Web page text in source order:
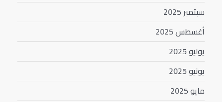
سبتمبر 2025
أغسطس 2025
يوليو 2025
يونيو 2025
مايو 2025